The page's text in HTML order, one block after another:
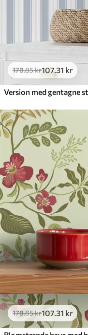
178.85kr107.31 kr
178.85kr107.31 kr